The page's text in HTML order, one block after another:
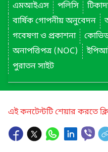
এমআইএস
পলিসি
বার্ষিক গোপনীয় অনুবেদন
গবেষণা ও প্রকাশনা
অনাপত্তিপত্র (NOC)
পুরাতন সাইট
এই কনটেন্টটি শেয়ার করতে